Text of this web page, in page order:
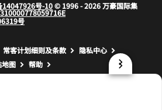
14047926号-10© 1996 - 2026 万豪国际集
号
打开新窗口
常客计划细则及条款 打开新窗口
隐私中心
地图 帮助
8F4F-07D3B6FB107D,NA